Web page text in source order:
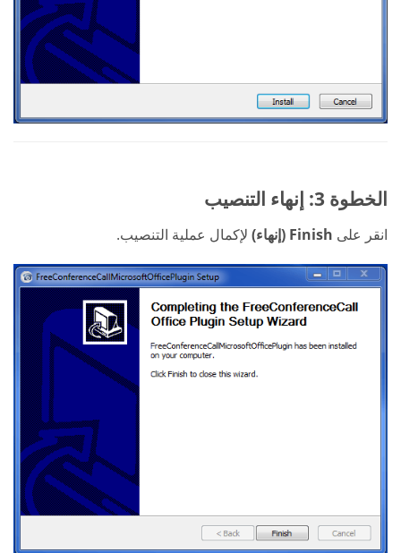
الخطوة 3: إنهاء التنصيب
انقر على Finish (إنهاء) لإكمال عملية التنصيب.